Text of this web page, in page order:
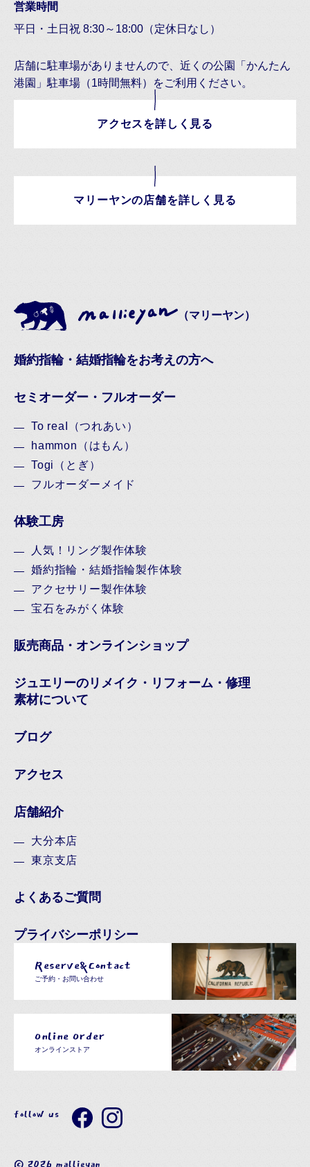
営業時間
平日・土日祝 8:30～18:00（定休日なし）
店舗に駐車場がありませんので、近くの公園「かんたん
港園」駐車場（1時間無料）をご利用ください。
アクセスを詳しく見る
マリーヤンの店舗を詳しく見る
（マリーヤン）
follow us
婚約指輪・結婚指輪をお考えの方へ
セミオーダー・フルオーダー
To reaI（つれあい）
hammon（はもん）
Togi（とぎ）
フルオーダーメイド
体験工房
人気！リング製作体験
婚約指輪・結婚指輪製作体験
アクセサリー製作体験
宝石をみがく体験
販売商品・オンラインショップ
ジュエリーのリメイク・リフォーム・修理
素材について
ブログ
アクセス
店舗紹介
大分本店
東京支店
よくあるご質問
プライバシーポリシー
Reserve&Contact
ご予約・お問い合わせ
Online Order
オンラインストア